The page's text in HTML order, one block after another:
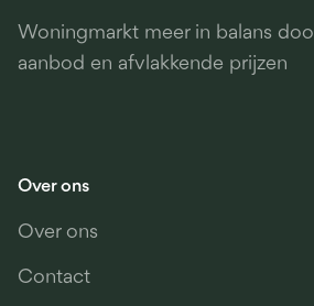
Woningmarkt meer in balans
aanbod en afvlakkende prijzen
Over ons
Over ons
Contact